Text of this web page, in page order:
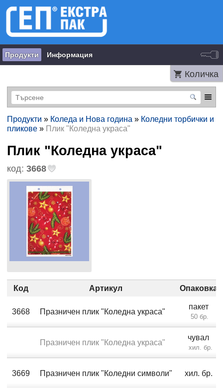
Продукти Информация
Количка
Продукти » Коледа и Нова година » Коледни торбички и
пликове» Плик "Коледна украса"
Плик "Коледна украса"
код: 3668
Код Артикул Опаковка
3668 Празничен плик "Коледна украса"
пакет
50 бр.
Празничен плик "Коледна украса"
чувал
хил. бр.
3669 Празничен плик "Коледни символи" хил. бр.